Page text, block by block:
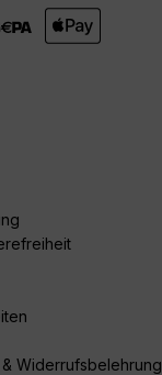
Widerrufsbelehrung